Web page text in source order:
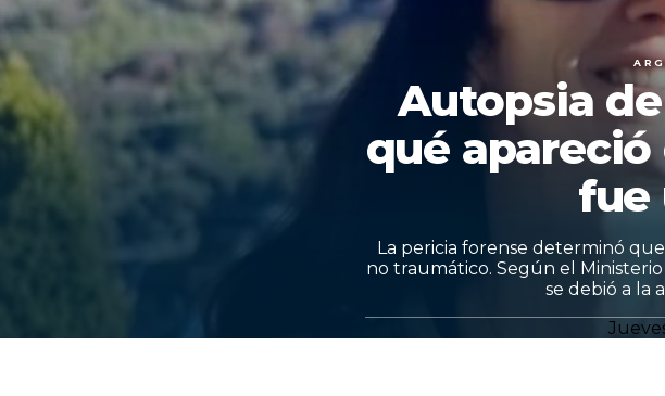
Autopsia
qué
fue
La pericia forense determinó
no traumático. Según el
se debió a la